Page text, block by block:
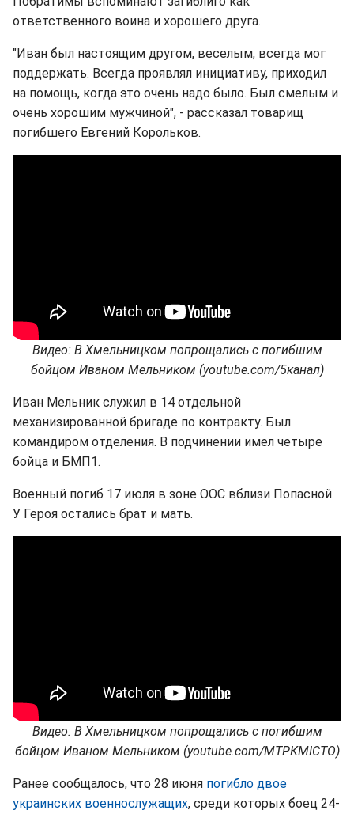
ответственного воина и хорошего друга.
"Иван был настоящим другом, веселым, всегда мог
поддержать. Всегда проявлял инициативу, приходил
на помощь, когда это очень надо было. Был смелым и
очень хорошим мужчиной", - рассказал товарищ
погибшего Евгений Корольков.
Видео: В Хмельницком попрощались с погибшим
бойцом Иваном Мельником (youtube.com/5канал)
Иван Мельник служил в 14 отдельной
механизированной бригаде по контракту. Был
командиром отделения. В подчинении имел четыре
бойца и БМП1.
Военный погиб 17 июля в зоне ООС вблизи Попасной.
У Героя остались брат и мать.
Видео: В Хмельницком попрощались с погибшим
бойцом Иваном Мельником (youtube.com/МТРКМІСТО)
Ранее сообщалось, что 28 июня погибло двое
украинских военнослужащих, среди которых боец 24-